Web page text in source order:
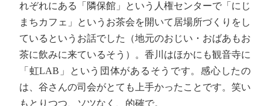
れぞれにある「隣保館」という人権センターで「にじ
まちカフェ」というお茶会を開いて居場所づくりをし
ているというお話でした（地元のおじい・おばあもお
茶に飲みに来ているそう）。香川はほかにも観音寺に
「虹LAB」という団体があるそうです。感心したの
は、谷さんの司会がとても上手かったことです。笑い
もとりつつ、ソツなく、的確で。